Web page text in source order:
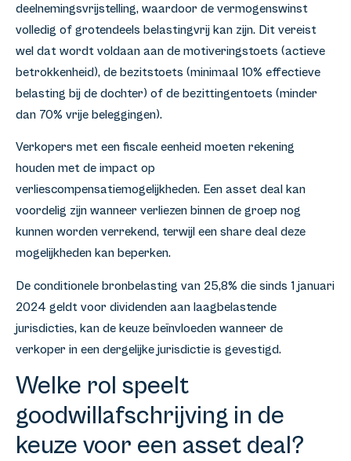
deelnemingsvrijstelling, waardoor de vermogenswinst
volledig of grotendeels belastingvrij kan zijn. Dit vereist
wel dat wordt voldaan aan de motiveringstoets (actieve
betrokkenheid), de bezitstoets (minimaal 10% effectieve
belasting bij de dochter) of de bezittingentoets (minder
dan 70% vrije beleggingen).
Verkopers met een fiscale eenheid moeten rekening
houden met de impact op
verliescompensatiemogelijkheden. Een asset deal kan
voordelig zijn wanneer verliezen binnen de groep nog
kunnen worden verrekend, terwijl een share deal deze
mogelijkheden kan beperken.
De conditionele bronbelasting van 25,8% die sinds 1 januari
2024 geldt voor dividenden aan laagbelastende
jurisdicties, kan de keuze beïnvloeden wanneer de
verkoper in een dergelijke jurisdictie is gevestigd.
Welke rol speelt
goodwillafschrijving in de
keuze voor een asset deal?